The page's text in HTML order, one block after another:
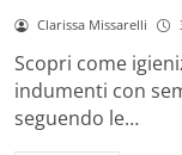
Clarissa Missarelli
Scopri come
indumenti con
seguendo le…